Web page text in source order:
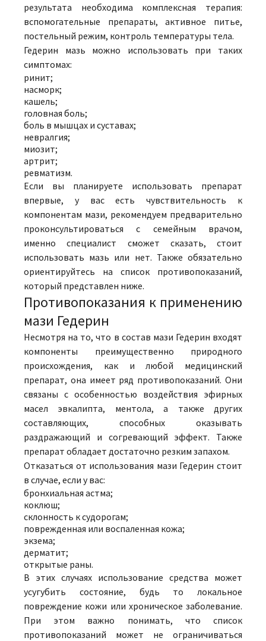
результата необходима комплексная терапия:
вспомогательные препараты, активное питье,
постельный режим, контроль температуры тела.
Гедерин мазь можно использовать при таких
симптомах:
ринит;
насморк;
кашель;
головная боль;
боль в мышцах и суставах;
невралгия;
миозит;
артрит;
ревматизм.
Если вы планируете использовать препарат
впервые, у вас есть чувствительность к
компонентам мази, рекомендуем предварительно
проконсультироваться с семейным врачом,
именно специалист сможет сказать, стоит
использовать мазь или нет. Также обязательно
ориентируйтесь на список противопоказаний,
который представлен ниже.
Противопоказания к применению
мази Гедерин
Несмотря на то, что в состав мази Гедерин входят
компоненты преимущественно природного
происхождения, как и любой медицинский
препарат, она имеет ряд противопоказаний. Они
связаны с особенностью воздействия эфирных
масел эвкалипта, ментола, а также других
составляющих, способных оказывать
раздражающий и согревающий эффект. Также
препарат обладает достаточно резким запахом.
Отказаться от использования мази Гедерин стоит
в случае, если у вас:
бронхиальная астма;
коклюш;
склонность к судорогам;
поврежденная или воспаленная кожа;
экзема;
дерматит;
открытые раны.
В этих случаях использование средства может
усугубить состояние, будь то локальное
повреждение кожи или хроническое заболевание.
При этом важно понимать, что список
противопоказаний может не ограничиваться